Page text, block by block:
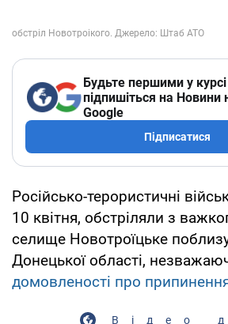
Будьте першими у
підпишіться на Новини
Google
Підписатися
Російсько-терористичні
10 квітня, обстріляли з
селище Новотроїцьке
Донецької області,
домовленості про
Відео